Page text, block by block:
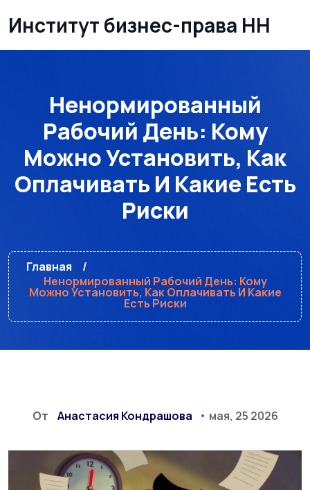
Институт бизнес-права НН
Ненормированный
Рабочий День: Кому
Можно Установить, Как
Оплачивать И Какие Есть
Риски
Главная
Ненормированный Рабочий День: Кому
Можно Установить, Как Оплачивать И Какие
Есть Риски
От Анастасия Кондрашова мая, 25 2026